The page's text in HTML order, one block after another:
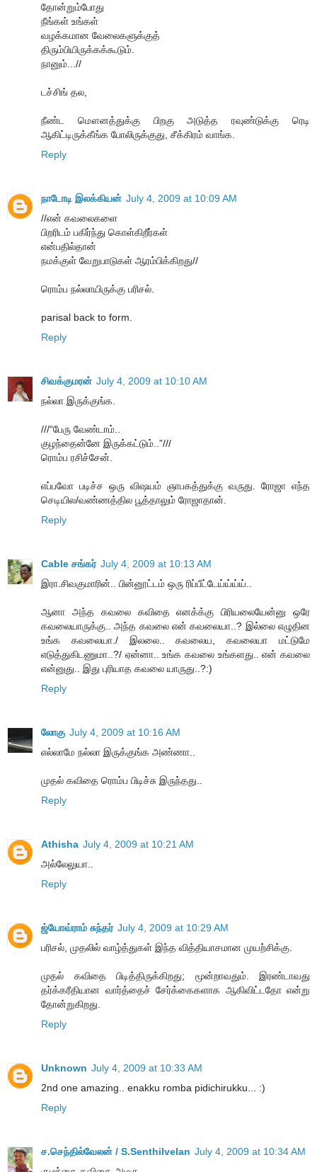
தோன்றும்போது
நீங்கள் உங்கள்
வழக்கமான வேலைகளுக்குத்
திரும்பியிருக்கக்கூடும்.
நானும்...//
டச்சிங் தல,
நீண்ட மௌனத்துக்கு பிறகு அடுத்த ரவுண்டுக்கு ரெடி
ஆகிட்டிருக்கீங்க போலிருக்குது, சீக்கிரம் வாங்க.
Reply
நாடோடி இலக்கியன் July 4, 2009 at 10:09 AM
//என் கவலைகளை
பிறரிடம் பகிர்ந்து கொள்கிறீர்கள்
என்பதில்தான்
நமக்குள் வேறுபாடுகள் ஆரம்பிக்கிறது//
ரொம்ப நல்லாயிருக்கு பரிசல்.
parisal back to form.
Reply
சிவக்குமரன் July 4, 2009 at 10:10 AM
நல்லா இருக்குங்க.
///“பேரு வேண்டாம்..
குழந்தைன்னே இருக்கட்டும்..”///
ரொம்ப ரசிச்சேன்.
எப்பவோ படிச்ச ஒரு விஷயம் ஞாபகத்துக்கு வருது. ரோஜா எந்த
செடியில/வண்ணத்தில பூத்தாலும் ரோஜாதான்.
Reply
Cable சங்கர் July 4, 2009 at 10:13 AM
இரா.சிவகுமாரின்.. பின்னூட்டம் ஒரு ரிப்பீட்டேய்ய்ய்ய்..
ஆனா அந்த கவலை கவிதை எனக்க்கு பிரியலையேன்னு ஒரே
கவலையாருக்கு.. அந்த கவலை என் கவலையா..? இல்லை எழுதின
உங்க கவலையா./ இலலை.. கவலைய, கவலையா மட்டுமே
எடுத்துகிடணுமா..?/ ஏன்னா.. உங்க கவலை உங்களது.. என் கவலை
என்னுது.. இது புரியாத கவலை யாருது..?:)
Reply
லோகு July 4, 2009 at 10:16 AM
எல்லாமே நல்லா இருக்குங்க அண்ணா..
முதல் கவிதை ரொம்ப பிடிச்சு இருந்தது..
Reply
Athisha July 4, 2009 at 10:21 AM
அல்லேலுயா..
Reply
ஜ்யோவ்ராம் சுந்தர் July 4, 2009 at 10:29 AM
பரிசல், முதலில் வாழ்த்துகள் இந்த வித்தியாசமான முயற்சிக்கு.
முதல் கவிதை பிடித்திருக்கிறது; மூன்றாவதும். இரண்டாவது
தர்க்கரீதியான வார்த்தைச் சேர்க்கைகளாக ஆகிவிட்டதோ என்று
தோன்றுகிறது.
Reply
Unknown July 4, 2009 at 10:33 AM
2nd one amazing.. enakku romba pidichirukku... :)
Reply
ச.செந்தில்வேலன் / S.Senthilvelan July 4, 2009 at 10:34 AM